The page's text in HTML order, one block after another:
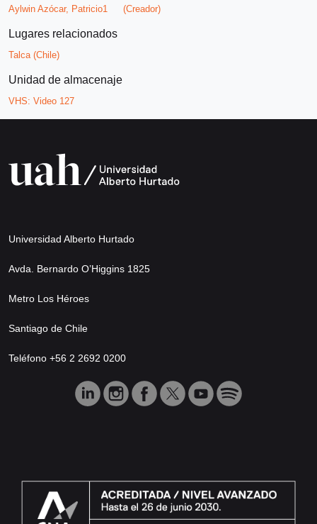
Aylwin Azócar, Patricio1 (Creador)
Lugares relacionados
Talca (Chile)
Unidad de almacenaje
VHS: Video 127
Universidad Alberto Hurtado
Avda. Bernardo O’Higgins 1825
Metro Los Héroes
Santiago de Chile
Teléfono +56 2 2692 0200